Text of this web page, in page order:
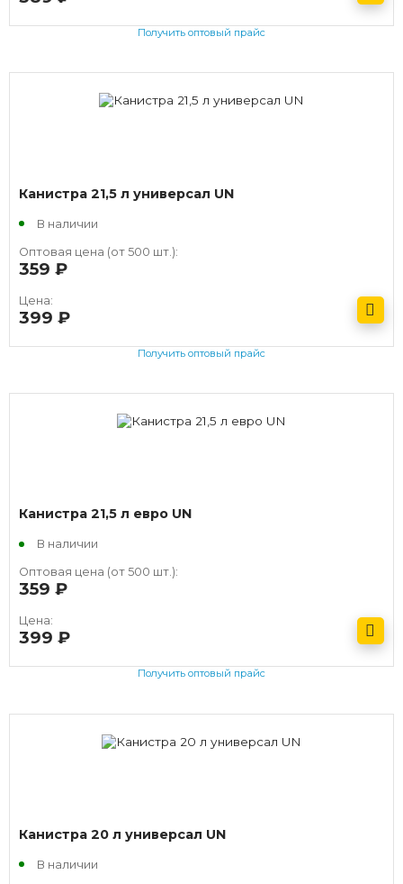
Получить оптовый прайс
Канистра 21,5 л универсал UN
В наличии
Оптовая цена (от 500 шт.):
359
Цена:
399
Получить оптовый прайс
Канистра 21,5 л евро UN
В наличии
Оптовая цена (от 500 шт.):
359
Цена:
399
Получить оптовый прайс
Канистра 20 л универсал UN
В наличии